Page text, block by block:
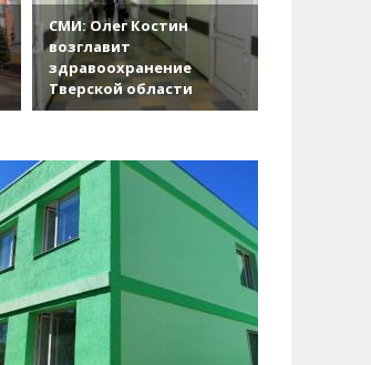
СМИ: Олег Костин
возглавит
здравоохранение
Тверской области